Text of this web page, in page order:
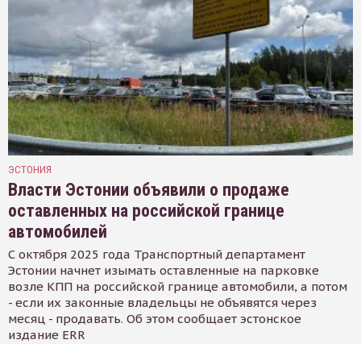
ЭСТОНИЯ
Власти Эстонии объявили о продаже
оставленных на российской границе
автомобилей
С октября 2025 года Транспортный департамент
Эстонии начнет изымать оставленные на парковке
возле КПП на российской границе автомобили, а потом
- если их законные владельцы не объявятся через
месяц - продавать. Об этом сообщает эстонское
издание ERR